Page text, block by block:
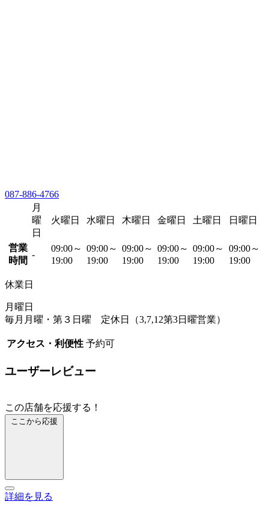
087-886-4766
月
曜
日
火曜日 水曜日 木曜日 金曜日 土曜日 日曜日
営業
時間
-
09:00～
19:00
09:00～
19:00
09:00～
19:00
09:00～
19:00
09:00～
19:00
09:00～
19:00
休業日
月曜日
毎月月曜・第３日曜 定休日（3,7,12第3日曜営業）
アクセス・利便性 予約可
ユーザーレビュー
この店舗を応援する！
ここから応援
詳細を見る